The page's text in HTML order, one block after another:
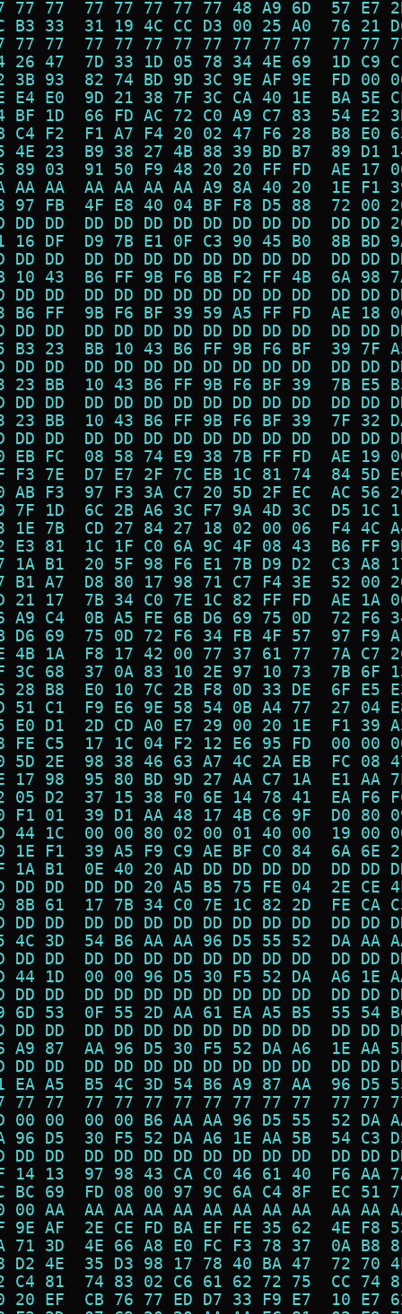
77 77  77 77 77 77 77 48 A9 6D  57
B3 33  31 19 4C CC D3 00 25 A0  76
77 77  77 77 77 77 77 77 77 77  77
26 47  7D 33 1D 05 78 34 4E 69  1D
3B 93  82 74 BD 9D 3C 9E AF 9E  FD
E4 E0  9D 21 38 7F 3C CA 40 1E  BA
BF 1D  66 FD AC 72 C0 A9 C7 83  54
C4 F2  F1 A7 F4 20 02 47 F6 28  B8
4E 23  B9 38 27 4B 88 39 BD B7  89
89 03  91 50 F9 48 20 20 FF FD  AE
AA AA  AA AA AA AA A9 8A 40 20  1E
97 FB  4F E8 40 04 BF F8 D5 88  72
DD DD  DD DD DD DD DD DD DD DD  DD
16 DF  D9 7B E1 0F C3 90 45 B0  8B
DD DD  DD DD DD DD DD DD DD DD  DD
10 43  B6 FF 9B F6 BB F2 FF 4B  6A
DD DD  DD DD DD DD DD DD DD DD  DD
B6 FF  9B F6 BF 39 59 A5 FF FD  AE
DD DD  DD DD DD DD DD DD DD DD  DD
B3 23  BB 10 43 B6 FF 9B F6 BF  39
DD DD  DD DD DD DD DD DD DD DD  DD
23 BB  10 43 B6 FF 9B F6 BF 39  7B
DD DD  DD DD DD DD DD DD DD DD  DD
23 BB  10 43 B6 FF 9B F6 BF 39  7F
DD DD  DD DD DD DD DD DD DD DD  DD
EB FC  08 58 74 E9 38 7B FF FD  AE
F3 7E  D7 E7 2F 7C EB 1C 81 74  84
AB F3  97 F3 3A C7 20 5D 2F EC  AC
7F 1D  6C 2B A6 3C F7 9A 4D 3C  D5
1E 7B  CD 27 84 27 18 02 00 06  F4
E3 81  1C 1F C0 6A 9C 4F 08 43  B6
1A B1  20 5F 98 F6 E1 7B D9 D2  C3
B1 A7  D8 80 17 98 71 C7 F4 3E  52
21 17  7B 34 C0 7E 1C 82 FF FD  AE
A9 C4  0B A5 FE 6B D6 69 75 0D  72
D6 69  75 0D 72 F6 34 FB 4F 57  97
4B 1A  F8 17 42 00 77 37 61 77  7A
3C 68  37 0A 83 10 2E 97 10 73  7B
28 B8  E0 10 7C 2B F8 0D 33 DE  6F
51 C1  F9 E6 9E 58 54 0B A4 77  27
E0 D1  2D CD A0 E7 29 00 20 1E  F1
FE C5  17 1C 04 F2 12 E6 95 FD  00
5D 2E  98 38 46 63 A7 4C 2A EB  FC
17 98  95 80 BD 9D 27 AA C7 1A  E1
05 D2  37 15 38 F0 6E 14 78 41  EA
F1 01  39 D1 AA 48 17 4B C6 9F  D0
44 1C  00 00 80 02 00 01 40 00  19
1E F1  39 A5 F9 C9 AE BF C0 84  6A
1A B1  0E 40 20 AD DD DD DD DD  DD
DD DD  DD DD 20 A5 B5 75 FE 04  2E
8B 61  17 7B 34 C0 7E 1C 82 2D  FE
DD DD  DD DD DD DD DD DD DD DD  DD
4C 3D  54 B6 AA AA 96 D5 55 52  DA
DD DD  DD DD DD DD DD DD DD DD  DD
44 1D  00 00 96 D5 30 F5 52 DA  A6
DD DD  DD DD DD DD DD DD DD DD  DD
6D 53  0F 55 2D AA 61 EA A5 B5  55
DD DD  DD DD DD DD DD DD DD DD  DD
A9 87  AA 96 D5 30 F5 52 DA A6  1E
DD DD  DD DD DD DD DD DD DD DD  DD
EA A5  B5 4C 3D 54 B6 A9 87 AA  96
77 77  77 77 77 77 77 77 77 77  77
00 00  00 00 B6 AA AA 96 D5 55  52
96 D5  30 F5 52 DA A6 1E AA 5B  54
DD DD  DD DD DD DD DD DD DD DD  DD
14 13  97 98 43 CA C0 46 61 40  F6
BC 69  FD 08 00 97 9C 6A C4 8F  EC
00 AA  AA AA AA AA AA AA AA AA  AA
9E AF  2E CE FD BA EF FE 35 62  4E
71 3D  4E 66 A8 E0 FC F3 78 37  0A
D2 4E  35 D3 98 17 78 40 BA 47  72
C4 81  74 83 02 C6 61 62 72 75  CC
20 EF  CB 76 77 ED D7 33 F9 E7  10